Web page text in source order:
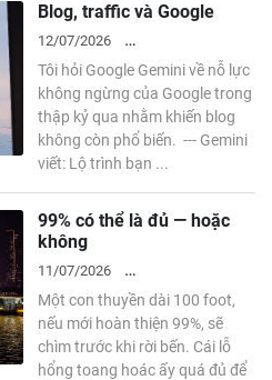
Blog, traffic và Google
12/07/2026
ENTREPRENEURSHIP
Tôi hỏi Google Gemini về nỗ lực
không ngừng của Google trong
thập kỷ qua nhằm khiến blog
không còn phổ biến. --- Gemini
viết: Lộ trình bạn ...
99% có thể là đủ — hoặc
không
11/07/2026
ENTREPRENEURSHIP
Một con thuyền dài 100 foot,
nếu mới hoàn thiện 99%, sẽ
chìm trước khi rời bến. Cái lỗ
hổng toang hoác ấy quá đủ để